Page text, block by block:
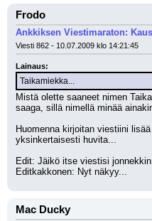
Frodo
Ankkiksen Viestimaraton:
Viesti 862 - 10.07.2009 klo 14:21:45
Lainaus:
Taikamiekka...
Mistä olette saaneet nimen
saaga, sillä nimellä minää
Huomenna kirjoitan viestiini
yksinkertaisesti huvita...
Edit: Jäikö itse viestisi
Editkakkonen: Nyt näkyy...
Mac Ducky